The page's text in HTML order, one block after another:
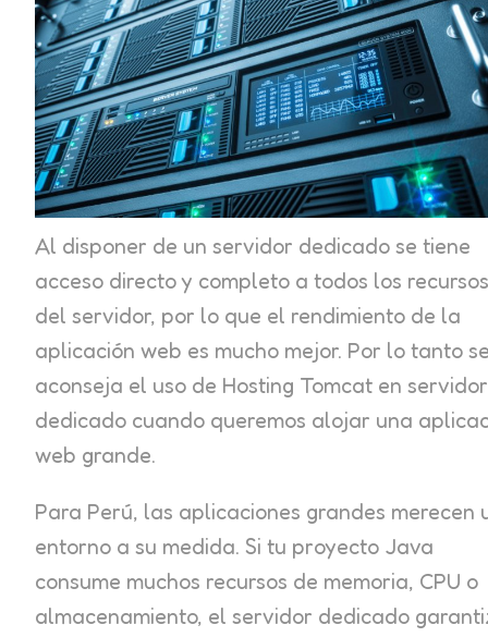
Al disponer de un servidor dedicado se tiene
acceso directo y completo a todos los recursos
del servidor, por lo que el rendimiento de la
aplicación web es mucho mejor. Por lo tanto
aconseja el uso de Hosting Tomcat en servidor
dedicado cuando queremos alojar una
web grande.
Para Perú, las aplicaciones grandes merecen
entorno a su medida. Si tu proyecto Java
consume muchos recursos de memoria, CPU o
almacenamiento, el servidor dedicado